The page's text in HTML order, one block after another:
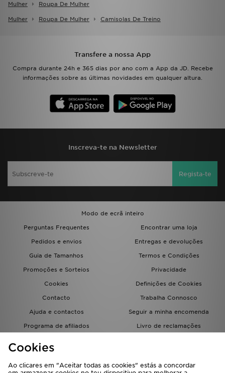
Mulher Roupa De Mulher
Mulher Roupa De Mulher Camisolas De Treino
Transfere a nossa App
Compra durante 24h e 365 dias por ano com a App da JD. Recebe
informações sobre as últimas novidades em qualquer altura.
Inscreva-te na Newsletter
Regista-te
Modo de ecrã inteiro
Perguntas Frequentes
Encontrar uma loja
Pedidos e envios
Entregas e devoluções
Guia de Tamanhos
Termos e Condições
Promoções e Sorteios
Privacidade
Cookies
Definições de Cookies
Contacto
Trabalha Connosco
Ajuda e contactos
Seguir a minha encomenda
Programa de afiliados
Livro de reclamações
Cookies
Ao clicares em "Aceitar todas as cookies" estás a concordar